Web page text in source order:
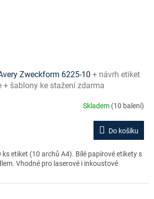
Zweckform 6225-10 + návrh etiket
+ šablony ke stažení zdarma
Skladem (10 balení)
Do košíku
ks etiket (10 archů A4). Bílé papírové etikety s
Vhodné pro laserové i inkoustové